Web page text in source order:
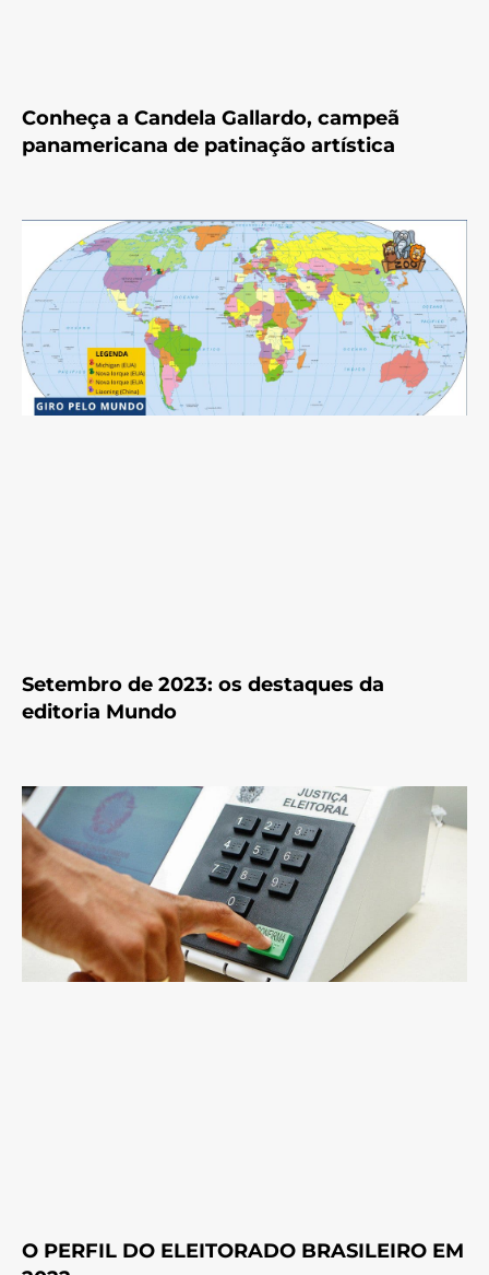
Conheça a Candela Gallardo, campeã
panamericana de patinação artística
Setembro de 2023: os destaques da
editoria Mundo
O PERFIL DO ELEITORADO BRASILEIRO EM